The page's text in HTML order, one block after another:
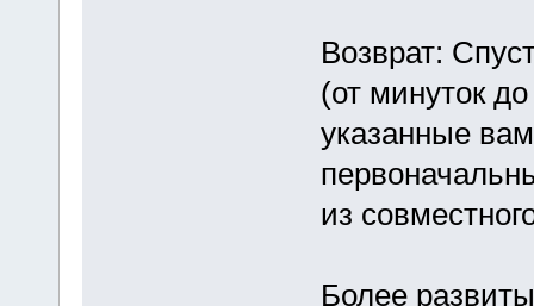
Возврат:
(от минуток
указанные
из
Более